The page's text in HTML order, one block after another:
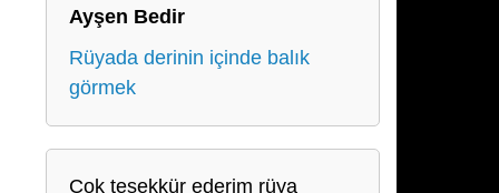
Ayşen Bedir
Rüyada derinin içinde balık
görmek
Çok teşekkür ederim rüya